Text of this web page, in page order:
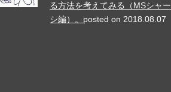
る方法を考えてみる（MSシャー
シ編）。 posted on 2018.08.07